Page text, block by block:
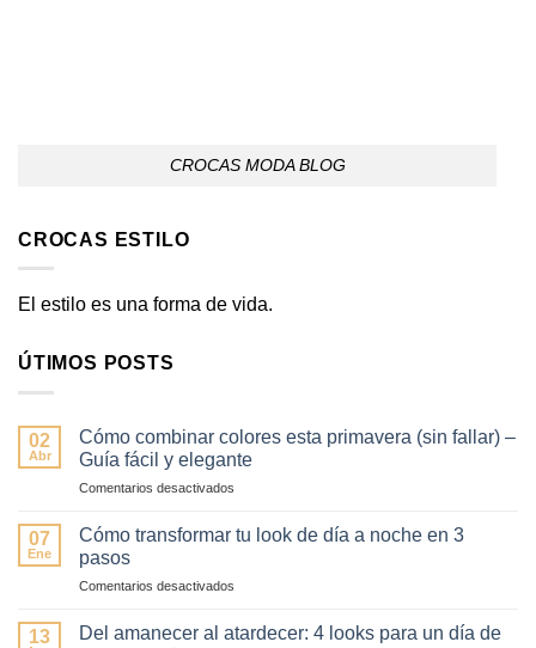
CROCAS MODA BLOG
CROCAS ESTILO
El estilo es una forma de vida.
ÚTIMOS POSTS
02
Abr
Cómo combinar colores esta primavera (sin fallar) –
Guía fácil y elegante
Comentarios desactivados
combinar
fallar)
07
Ene
Cómo transformar tu look de día a noche en 3
pasos
Comentarios desactivados
transformar
13
Del amanecer al atardecer: 4 looks para un día de